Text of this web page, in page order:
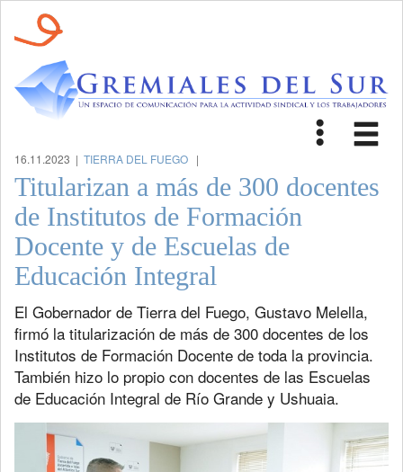
Toggle
16.11.2023 | TIERRA DEL FUEGO |
Titularizan a más de 300 docentes
de Institutos de Formación
Docente y de Escuelas de
Educación Integral
El Gobernador de Tierra del Fuego, Gustavo Melella,
firmó la titularización de más de 300 docentes de los
Institutos de Formación Docente de toda la provincia.
También hizo lo propio con docentes de las Escuelas
de Educación Integral de Río Grande y Ushuaia.
Previous Next